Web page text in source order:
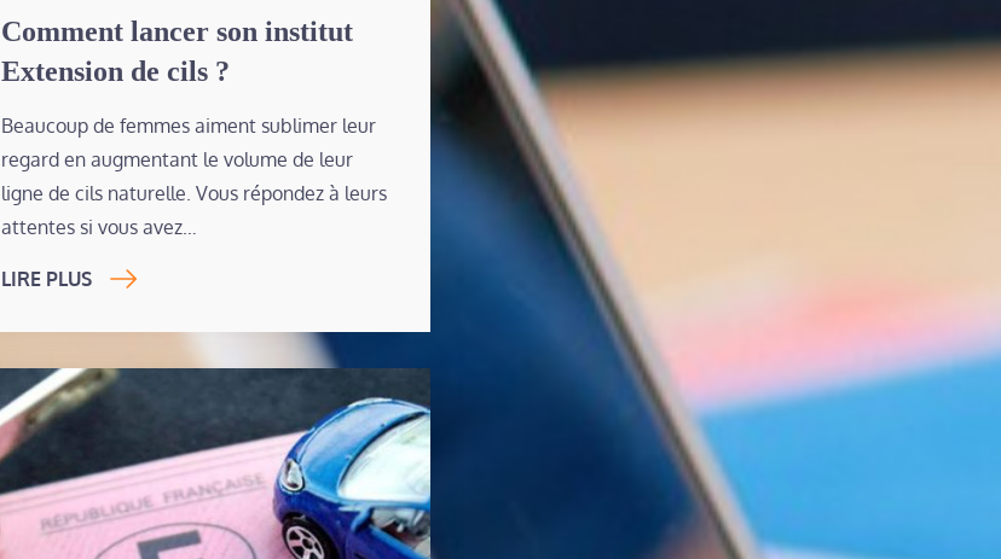
on
Comment lancer son institut
Extension de cils ?
Beaucoup de femmes aiment sublimer leur
regard en augmentant le volume de leur
ligne de cils naturelle. Vous répondez à leurs
attentes si vous avez…
LIRE PLUS